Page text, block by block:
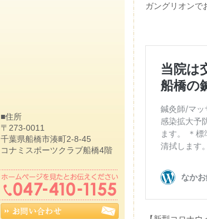
ガングリオンで
■住所
〒273-0011
千葉県船橋市湊町2-8-45
コナミスポーツクラブ船橋4階